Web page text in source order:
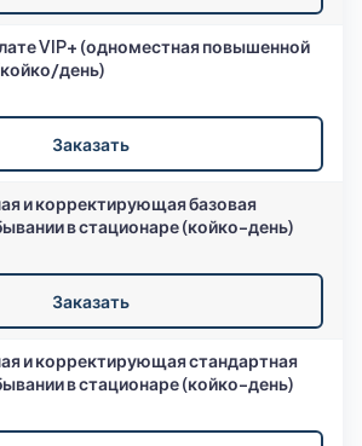
VIP+ (одноместная повышенной
день)
Заказать
и корректирующая базовая
в стационаре (койко-день)
Заказать
и корректирующая стандартная
в стационаре (койко-день)